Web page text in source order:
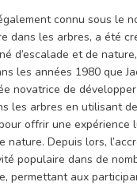
connu sous le
dans les arbres, a été
d’escalade et de
les années 1980 que
novatrice de
les arbres en utilisant
offrir une expérience
nature. Depuis lors,
populaire dans de
permettant aux